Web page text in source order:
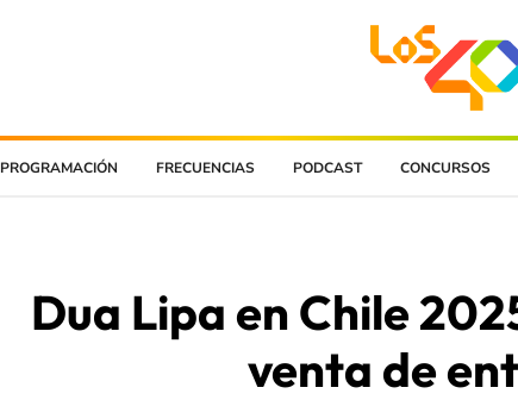
PROGRAMACIÓN FRECUENCIAS PODCAST CONCURSOS
Dua Lipa en Chile
venta de